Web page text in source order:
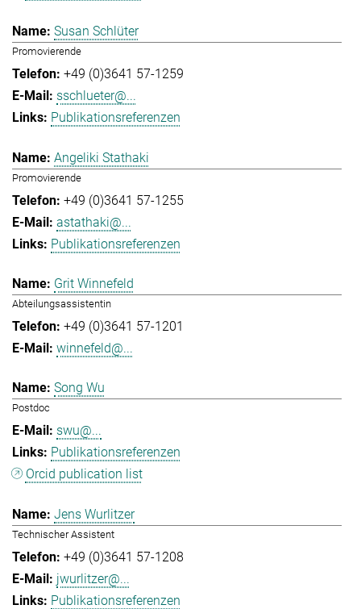
Susan Schlüter
Promovierende
+49 (0)3641 57-1259
sschlueter@...
Publikationsreferenzen
Angeliki Stathaki
Promovierende
+49 (0)3641 57-1255
astathaki@...
Publikationsreferenzen
Grit Winnefeld
Abteilungsassistentin
+49 (0)3641 57-1201
winnefeld@...
Song Wu
Postdoc
swu@...
Publikationsreferenzen
Orcid publication list
Jens Wurlitzer
Technischer Assistent
+49 (0)3641 57-1208
jwurlitzer@...
Publikationsreferenzen